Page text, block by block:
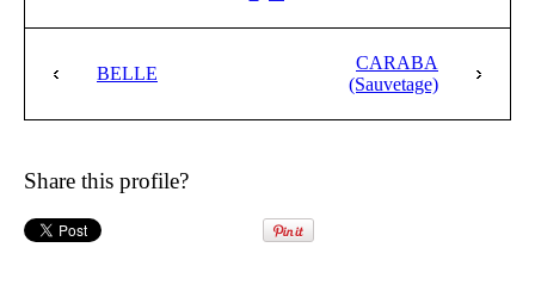
BELLE
CARABA
(Sauvetage)
Share this profile?